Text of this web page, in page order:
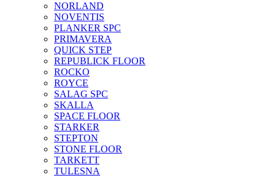
NORLAND
NOVENTIS
PLANKER SPC
PRIMAVERA
QUICK STEP
REPUBLICK FLOOR
ROCKO
ROYCE
SALAG SPC
SKALLA
SPACE FLOOR
STARKER
STEPTON
STONE FLOOR
TARKETT
TULESNA